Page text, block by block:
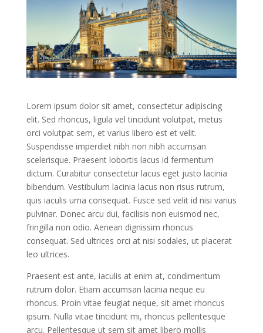
Lorem ipsum dolor sit amet, consectetur adipiscing
elit. Sed rhoncus, ligula vel tincidunt volutpat, metus
orci volutpat sem, et varius libero est et velit.
Suspendisse imperdiet nibh non nibh accumsan
scelerisque. Praesent lobortis lacus id fermentum
dictum. Curabitur consectetur lacus eget justo lacinia
bibendum. Vestibulum lacinia lacus non risus rutrum,
quis iaculis urna consequat. Fusce sed velit id nisi varius
pulvinar. Donec arcu dui, facilisis non euismod nec,
fringilla non odio. Aenean dignissim rhoncus
consequat. Sed ultrices orci at nisi sodales, ut placerat
leo ultrices.
Praesent est ante, iaculis at enim at, condimentum
rutrum dolor. Etiam accumsan lacinia neque eu
rhoncus. Proin vitae feugiat neque, sit amet rhoncus
ipsum. Nulla vitae tincidunt mi, rhoncus pellentesque
arcu. Pellentesque ut sem sit amet libero mollis